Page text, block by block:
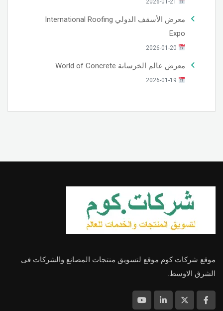
معرض الأسقف الدولي International Roofing
Expo
معرض عالم الخرسانة World of Concrete
موقع شركات كوم موقع لتسويق منتجات المصانع والشركات فى
الشرق الاوسط.